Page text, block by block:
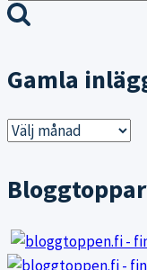
efter:
Gamla
Gamla
Bloggtoppar